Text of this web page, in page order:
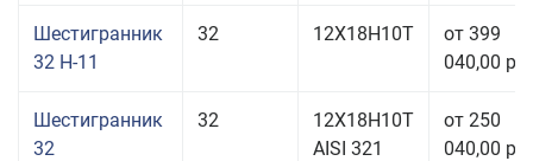
Шестигранник
32 Н-11
32 12Х18Н10Т
от 399
040,00
Шестигранник
32
32
12Х18Н10Т
AISI 321
от 250
040,00